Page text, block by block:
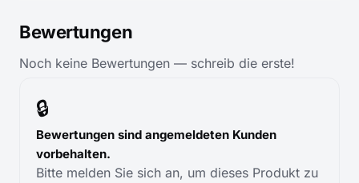
Bewertungen
Noch keine Bewertungen — schreib die erste!
🔒
Bewertungen sind angemeldeten Kunden
vorbehalten.
Bitte melden Sie sich an, um dieses Produkt zu